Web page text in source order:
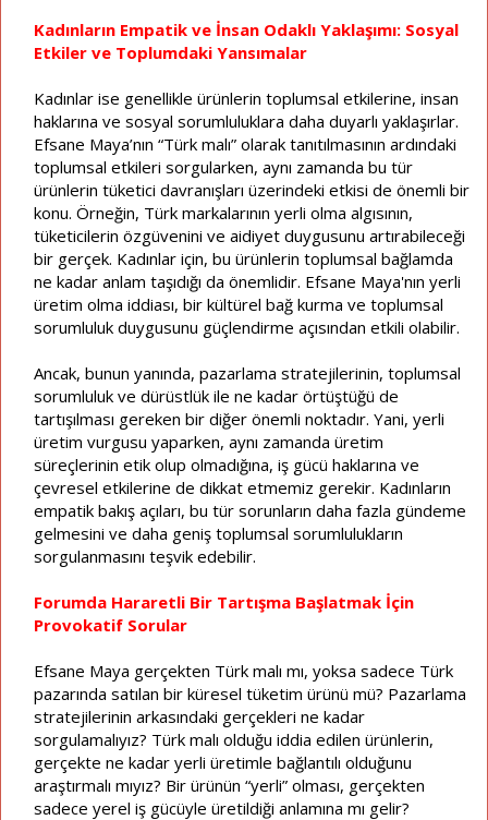
Kadınların Empatik ve İnsan Odaklı Yaklaşımı: Sosyal
Etkiler ve Toplumdaki Yansımalar
Kadınlar ise genellikle ürünlerin toplumsal etkilerine, insan
haklarına ve sosyal sorumluluklara daha duyarlı yaklaşırlar.
Efsane Maya’nın “Türk malı” olarak tanıtılmasının ardındaki
toplumsal etkileri sorgularken, aynı zamanda bu tür
ürünlerin tüketici davranışları üzerindeki etkisi de önemli bir
konu. Örneğin, Türk markalarının yerli olma algısının,
tüketicilerin özgüvenini ve aidiyet duygusunu artırabileceği
bir gerçek. Kadınlar için, bu ürünlerin toplumsal bağlamda
ne kadar anlam taşıdığı da önemlidir. Efsane Maya'nın yerli
üretim olma iddiası, bir kültürel bağ kurma ve toplumsal
sorumluluk duygusunu güçlendirme açısından etkili olabilir.
Ancak, bunun yanında, pazarlama stratejilerinin, toplumsal
sorumluluk ve dürüstlük ile ne kadar örtüştüğü de
tartışılması gereken bir diğer önemli noktadır. Yani, yerli
üretim vurgusu yaparken, aynı zamanda üretim
süreçlerinin etik olup olmadığına, iş gücü haklarına ve
çevresel etkilerine de dikkat etmemiz gerekir. Kadınların
empatik bakış açıları, bu tür sorunların daha fazla gündeme
gelmesini ve daha geniş toplumsal sorumlulukların
sorgulanmasını teşvik edebilir.
Forumda Hararetli Bir Tartışma Başlatmak İçin
Provokatif Sorular
Efsane Maya gerçekten Türk malı mı, yoksa sadece Türk
pazarında satılan bir küresel tüketim ürünü mü? Pazarlama
stratejilerinin arkasındaki gerçekleri ne kadar
sorgulamalıyız? Türk malı olduğu iddia edilen ürünlerin,
gerçekte ne kadar yerli üretimle bağlantılı olduğunu
araştırmalı mıyız? Bir ürünün “yerli” olması, gerçekten
sadece yerel iş gücüyle üretildiği anlamına mı gelir?